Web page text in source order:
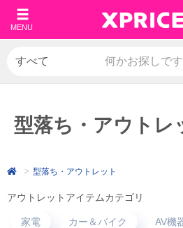
MENU
型落ち・アウトレ
型落ち・アウトレット
アウトレットアイテムカテゴリ
家電 カー＆バイク AV機